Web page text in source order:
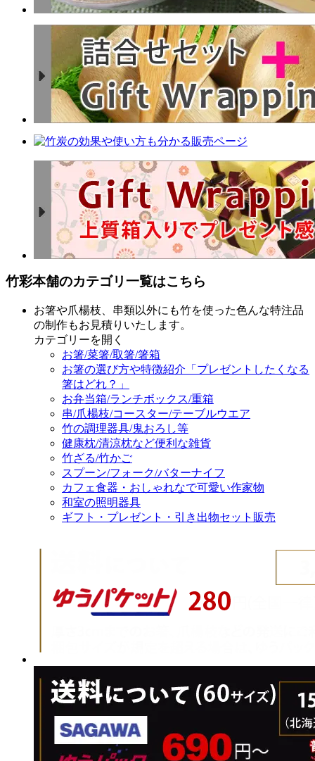
竹彩本舗のカテゴリ一覧はこちら
お箸や爪楊枝、串類以外にも竹を使った色んな特注品
の制作もお見積りいたします。
カテゴリーを開く
お箸/菜箸/取箸/箸箱
お箸の選び方や特徴紹介「プレゼントしたくなる
箸はどれ？」
お弁当箱/ランチボックス/重箱
串/爪楊枝/コースター/テーブルウエア
竹の調理器具/鬼おろし等
健康枕/清涼枕など便利な雑貨
竹ざる/竹かご
スプーン/フォーク/バターナイフ
カフェ食器・おしゃれなで可愛い作家物
和室の照明器具
ギフト・プレゼント・引き出物セット販売